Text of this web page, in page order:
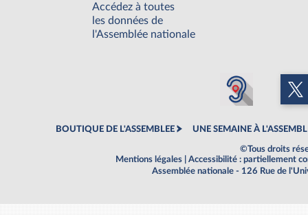
Accédez à toutes
les données de
l'Assemblée nationale
BOUTIQUE DE L'ASSEMBLEE UNE SEMAINE À
©Tous droits
Mentions légales
Accessibilité : partiellement
Assemblée nationale - 126 Rue de